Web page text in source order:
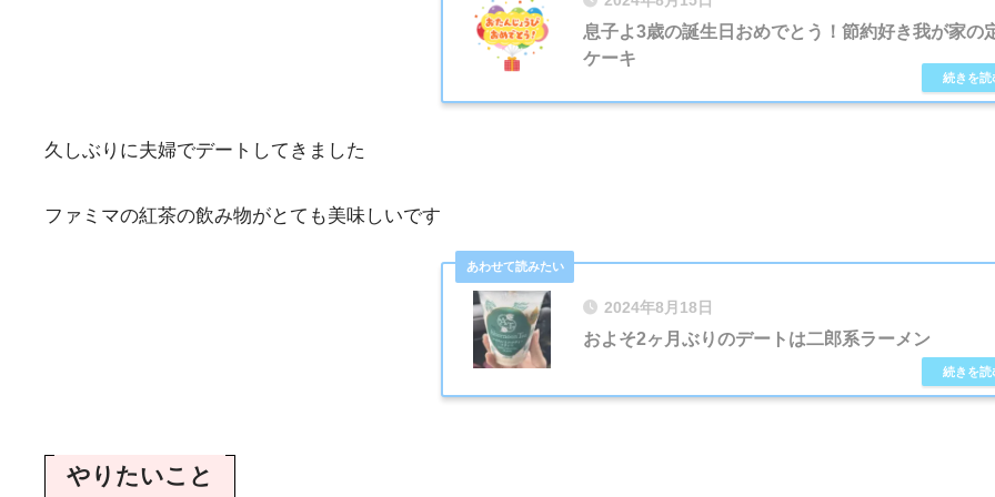
息子よ3歳の誕生日おめでとう！節約好き我が家の
ケーキ
久しぶりに夫婦でデートしてきました
ファミマの紅茶の飲み物がとても美味しいです
2024年8月18日
およそ2ヶ月ぶりのデートは二郎系ラーメン
やりたいこと